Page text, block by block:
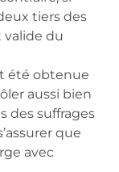
tiers des
valide du
été obtenue
aussi bien
des suffrages
que
avec